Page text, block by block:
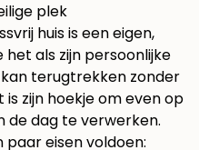
plek
huis is een eigen,
het als zijn persoonlijke
terugtrekken zonder
zijn hoekje om even op
de dag te verwerken.
paar eisen voldoen: